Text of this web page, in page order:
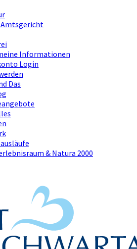
Informationen
Login
Das
& Natura 2000